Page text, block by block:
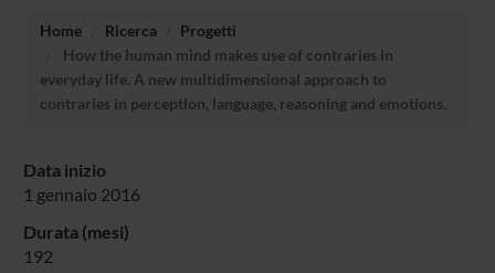
Home Ricerca
Progetti
How the human mind makes use of contraries in
everyday life. A new multidimensional approach to
contraries in perceptlon, language, reasoning and emotions.
Data inizio
1 gennaio 2016
Durata (mesi)
192